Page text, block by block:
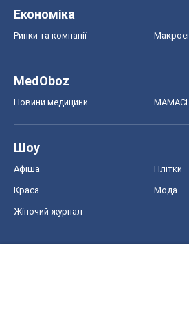
Економіка
Ринки та компанії
MedOboz
Новини медицини
Шоу
Афіша Плітки
Краса Мода
Жіночий журнал